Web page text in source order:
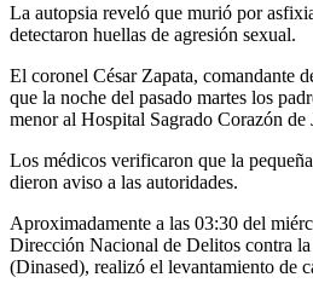
La autopsia reveló que murió por
detectaron huellas de agresión sexual.
El coronel César Zapata, comandante
que la noche del pasado martes los
menor al Hospital Sagrado Corazón de
Los médicos verificaron que la
dieron aviso a las autoridades.
Aproximadamente a las 03:30 del
Dirección Nacional de Delitos contra
(Dinased), realizó el levantamiento de